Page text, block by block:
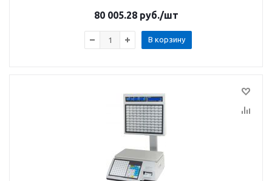
80 005.28 руб./шт
В корзину